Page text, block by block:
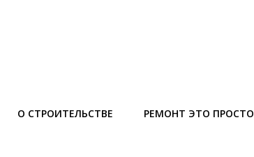
О СТРОИТЕЛЬСТВЕ РЕМОНТ ЭТО ПРОСТО